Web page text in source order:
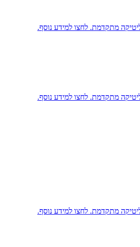
מתקדמת. לחצו למידע נוסף.
מתקדמת. לחצו למידע נוסף.
מתקדמת. לחצו למידע נוסף.